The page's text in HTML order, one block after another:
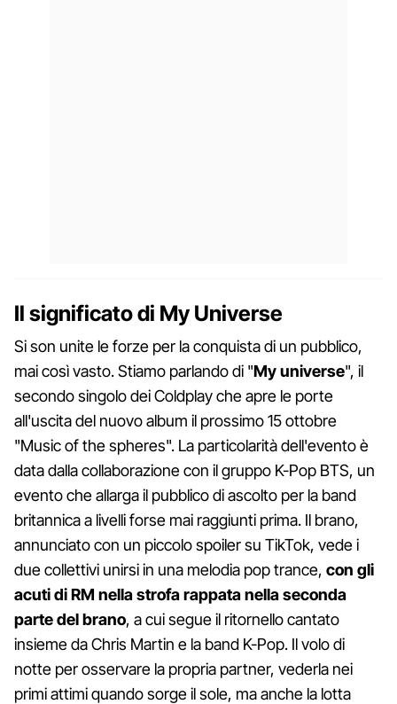
Il significato di My Universe
Si son unite le forze per la conquista di un pubblico,
mai così vasto. Stiamo parlando di "My universe", il
secondo singolo dei Coldplay che apre le porte
all'uscita del nuovo album il prossimo 15 ottobre
"Music of the spheres". La particolarità dell'evento è
data dalla collaborazione con il gruppo K-Pop BTS, un
evento che allarga il pubblico di ascolto per la band
britannica a livelli forse mai raggiunti prima. Il brano,
annunciato con un piccolo spoiler su TikTok, vede i
due collettivi unirsi in una melodia pop trance, con gli
acuti di RM nella strofa rappata nella seconda
parte del brano, a cui segue il ritornello cantato
insieme da Chris Martin e la band K-Pop. Il volo di
notte per osservare la propria partner, vederla nei
primi attimi quando sorge il sole, ma anche la lotta